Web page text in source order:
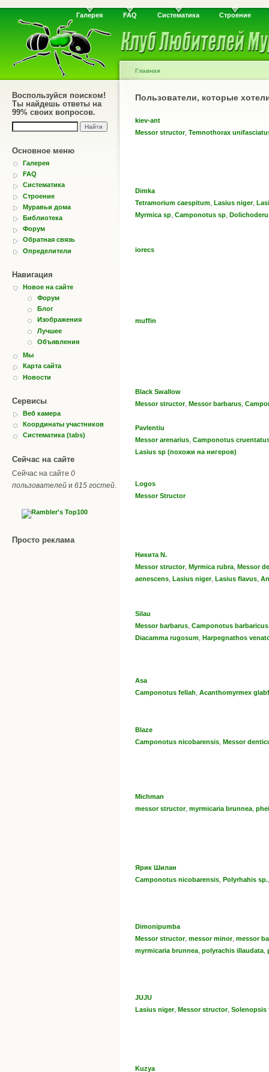
Галерея FAQ Систематика Строение
Воспользуйся поиском!
Ты найдешь ответы на
99% своих вопросов.
Основное меню
Галерея
FAQ
Систематика
Строение
Муравьи дома
Библиотека
Форум
Обратная связь
Определители
Навигация
Новое на сайте
Форум
Блог
Изображения
Лучшее
Объявления
Мы
Карта сайта
Новости
Сервисы
Веб камера
Координаты участников
Систематика (tabs)
Сейчас на сайте
Сейчас на сайте 0
пользователей и 615 гостей
Просто реклама
Главная
Пользователи, которые
kiev-ant
Messor structor, Temnothorax
Dimka
Tetramorium caespitum, Lasius niger,
Myrmica sp, Camponotus sp,
iorecs
muffin
Black Swallow
Messor structor, Messor barbarus,
Pavlentiu
Messor arenarius, Camponotus
Lasius sp (похожи на нигеров)
Logos
Messor Structor
Никита N.
Messor structor, Myrmica rubra, Messor
aenescens, Lasius niger, Lasius flavus,
Silau
Messor barbarus, Camponotus barbaricus
Diacamma rugosum, Harpegnathos
Asa
Camponotus fellah, Acanthomyrmex
Blaze
Camponotus nicobarensis, Messor
Michman
messor structor, myrmicaria brunnea,
Ярик Шилан
Camponotus nicobarensis, Polyrhahis sp.
Dimonipumba
Messor structor, messor minor, messor
myrmicaria brunnea, polyrachis illaudata,
JUJU
Lasius niger, Messor structor, Solenopsis
Kuzya